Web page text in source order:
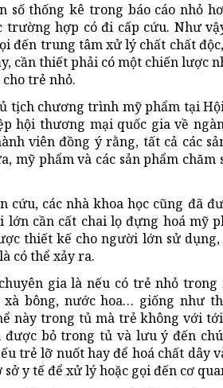
số thống kê trong báo cáo nhỏ
trường hợp có đi cấp cứu. Như
đến trung tâm xử lý chất chất
cần thiết phải có một chiến lược
trẻ nhỏ.
tịch chương trình mỹ phẩm tại
hội thương mại quốc gia về
viên đồng ý rằng, tất cả các
mỹ phẩm và các sản phẩm chăm
cứu, các nhà khoa học cũng đã
lớn cần cất chai lọ đựng hoá mỹ
thiết kế cho người lớn sử
có thể xảy ra.
gia là nếu có trẻ nhỏ trong
bông, nước hoa… giống như
này trong tủ mà trẻ không với
được bỏ trong tủ và lưu ý đến
trẻ lỡ nuốt hay để hoá chất dây
y tế để xử lý hoặc gọi đến cơ